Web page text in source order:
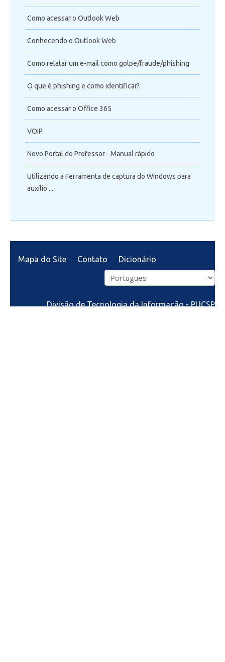
Como acessar o Outlook Web
Conhecendo o Outlook Web
Como relatar um e-mail como golpe/fraude/phishing
O que é phishing e como identificar?
Como acessar o Office 365
VOIP
Novo Portal do Professor - Manual rápido
Utilizando a Ferramenta de captura do Windows para
auxílio ...
Mapa do Site Contato Dicionário
Divisão de Tecnologia da Informação - PUCSP